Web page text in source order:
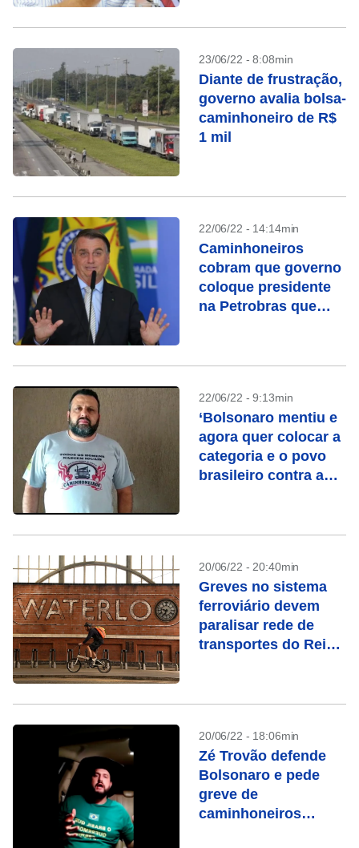
23/06/22 - 8:08min
Diante de frustração,
governo avalia bolsa-
caminhoneiro de R$
1 mil
22/06/22 - 14:14min
Caminhoneiros
cobram que governo
coloque presidente
na Petrobras que
22/06/22 - 9:13min
‘Bolsonaro mentiu e
agora quer colocar a
categoria e o povo
brasileiro contra a
20/06/22 - 20:40min
Greves no sistema
ferroviário devem
paralisar rede de
transportes do Reino
20/06/22 - 18:06min
Zé Trovão defende
Bolsonaro e pede
greve de
caminhoneiros